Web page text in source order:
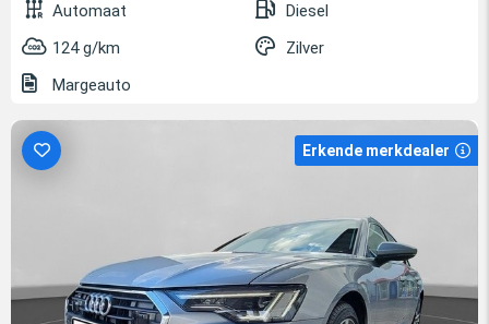
Automaat
Diesel
124 g/km
Zilver
Margeauto
Erkende merkdealer